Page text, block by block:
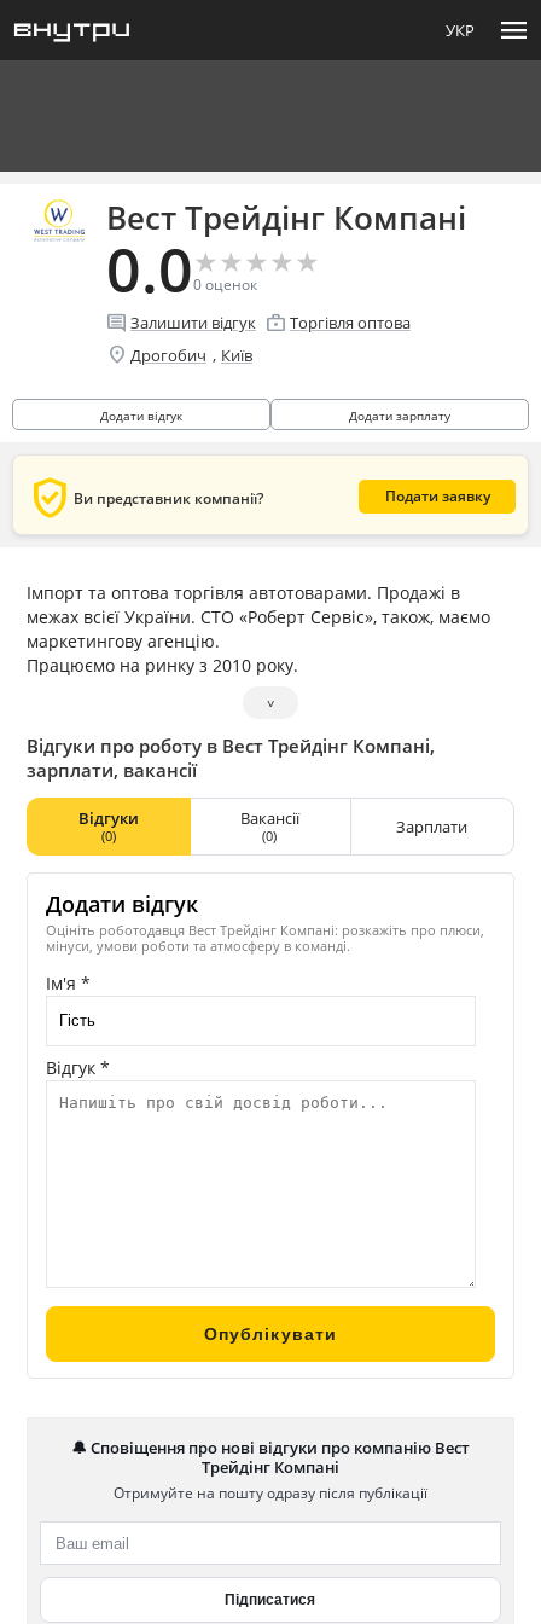
УКР menu
Вест Трейдінг Компані
0.0★
★★
★★
★★
★★
★
0оценок
comment Залишити відгук enterprise Торгівля оптова
location_on Дрогобич , Київ
Додати відгук Додати зарплату
verified_user Ви представник компанії? Подати заявку
Імпорт та оптова торгівля автотоварами. Продажі в
межах всієї України. СТО «Роберт Сервіс», також, маємо
маркетингову агенцію.
Працюємо на ринку з 2010 року.
˅
Відгуки про роботу в Вест Трейдінг Компані,
зарплати, вакансії
Відгуки
(0)
Вакансії
(0) Зарплати
Додати відгук
Оцініть роботодавця Вест Трейдінг Компані: розкажіть про плюси,
мінуси, умови роботи та атмосферу в команді.
Ім'я *
Відгук *
🔔 Сповіщення про нові відгуки про компанію Вест
Трейдінг Компані
Отримуйте на пошту одразу після публікації